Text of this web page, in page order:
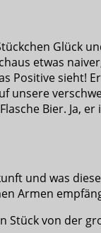
Glück
etwas
Positive sieht!
Bier. Ja,
und was
Armen
von der